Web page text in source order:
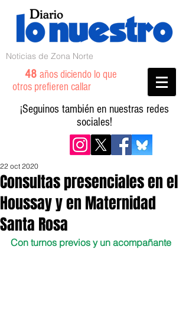
Noticias de Zona Norte
48 años diciendo lo que
otros prefieren callar
¡Seguinos también en nuestras redes
sociales!
Consultas presenciales en el
Houssay y en Maternidad
Santa Rosa
22 oct 2020
Con turnos previos y un acompañante